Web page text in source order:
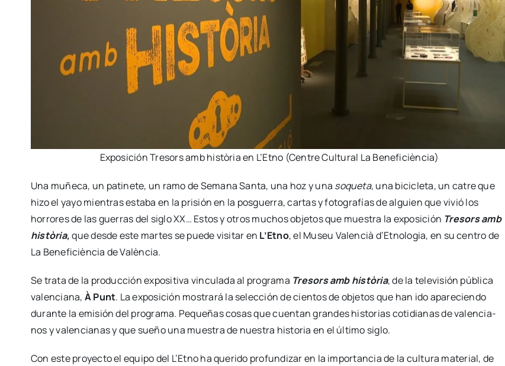
Expo­si­ción Tre­sors amb his­tò­ria en L’Etno (Cen­tre Cul­tu­ral La Bene­fi­cièn­cia)
Una muñe­ca, un pati­ne­te, un ramo de Sema­na San­ta, una hoz y una soque­ta, una bici­cle­ta, un catre que
hizo el yayo mien­tras esta­ba en la pri­sión en la pos­gue­rra, car­tas y foto­gra­fías de alguien que vivió los
horro­res de las gue­rras del siglo XX… Estos y otros muchos obje­tos que mues­tra la expo­si­ción Tre­sors amb
his­tò­ria,que des­de este mar­tes se pue­de visi­tar en L’Etno, el Museu Valen­cià d’Et­no­lo­gia, en su cen­tro de
La Bene­fi­cièn­cia de Valèn­cia.
Se tra­ta de la pro­duc­ción expo­si­ti­va vin­cu­la­da al pro­gra­ma Tre­sors amb his­tò­ria, de la tele­vi­sión públi­ca
valen­cia­na, À Punt. La expo­si­ción mos­tra­rá la selec­ción de cien­tos de obje­tos que han ido apa­re­cien­do
duran­te la emi­sión del pro­gra­ma. Peque­ñas cosas que cuen­tan gran­des his­to­rias coti­dia­nas de valen­cia­
nos y valen­cia­nas y que sue­ño una mues­tra de nues­tra his­to­ria en el últi­mo siglo.
Con este pro­yec­to el equi­po del L’Etno ha que­ri­do pro­fun­di­zar en la impor­tan­cia de la cul­tu­ra mate­rial, de